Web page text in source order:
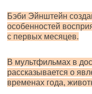
Бэби Эйнштейн
особенностей
с первых месяцев.
В мультфильмах в
рассказывается о
временах года,